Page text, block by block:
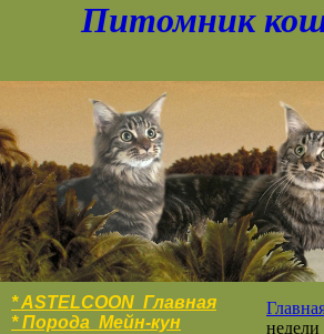
Питомник
* ASTELCOON Главная
* Порода Мейн-кун
недели